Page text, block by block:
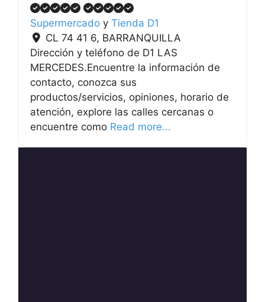
Supermercado y Tienda D1
CL 74 41 6, BARRANQUILLA
Dirección y teléfono de D1 LAS
MERCEDES.Encuentre la información de
contacto, conozca sus
productos/servicios, opiniones, horario de
atención, explore las calles cercanas o
encuentre como Read more...